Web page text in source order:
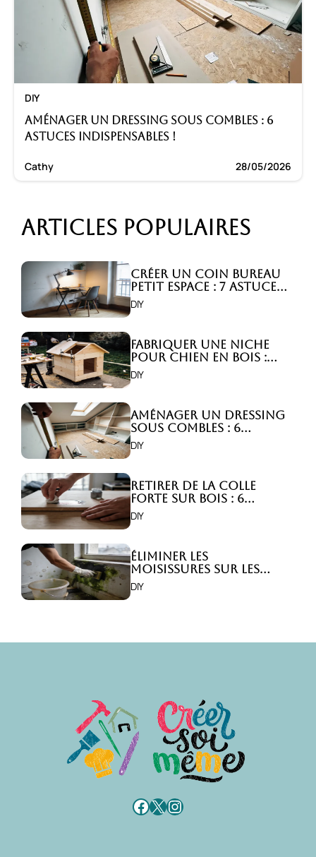
DIY
Aménager un dressing sous combles : 6
astuces indispensables !
Cathy 28/05/2026
Articles populaires
Créer un coin bureau
petit espace : 7 astuces
malignes!
DIY
Fabriquer une niche
pour chien en bois :
Comment faire ?
DIY
Aménager un dressing
sous combles : 6
astuces indispensables
!
DIY
Retirer de la colle
forte sur bois : 6
astuces efficaces !
DIY
Éliminer les
moisissures sur les
murs : 5 solutions
efficaces ?
DIY
Facebook
X Instagram